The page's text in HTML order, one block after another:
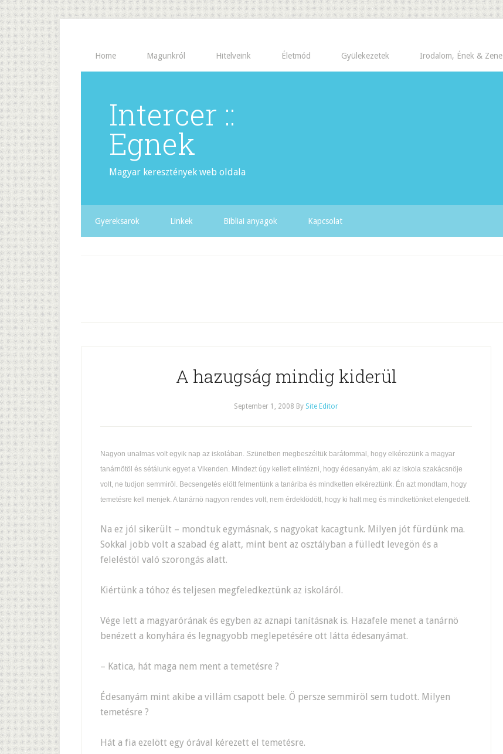
Home Magunkról Hitelveink Életmód Gyülekezetek Irodalom, Ének & Zene
Intercer ::
Egnek
Magyar keresztények web oldala
Gyereksarok Linkek Bibliai anyagok Kapcsolat
A hazugság mindig kiderül
September 1, 2008 By Site Editor
Nagyon unalmas volt egyik nap az iskolában. Szünetben megbeszéltük barátommal, hogy elkérezünk a magyar
tanárnötöl és sétálunk egyet a Vikenden. Mindezt úgy kellett elintézni, hogy édesanyám, aki az iskola szakácsnöje
volt, ne tudjon semmiröl. Becsengetés elött felmentünk a tanáriba és mindketten elkéreztünk. Én azt mondtam, hogy
temetésre kell menjek. A tanárnö nagyon rendes volt, nem érdeklödött, hogy ki halt meg és mindkettönket elengedett.
Na ez jól sikerült – mondtuk egymásnak, s nagyokat kacagtunk. Milyen jót fürdünk ma.
Sokkal jobb volt a szabad ég alatt, mint bent az osztályban a fülledt levegön és a
feleléstöl való szorongás alatt.
Kiértünk a tóhoz és teljesen megfeledkeztünk az iskoláról.
Vége lett a magyarórának és egyben az aznapi tanításnak is. Hazafele menet a tanárnö
benézett a konyhára és legnagyobb meglepetésére ott látta édesanyámat.
– Katica, hát maga nem ment a temetésre ?
Édesanyám mint akibe a villám csapott bele. Ö persze semmiröl sem tudott. Milyen
temetésre ?
Hát a fia ezelött egy órával kérezett el temetésre.